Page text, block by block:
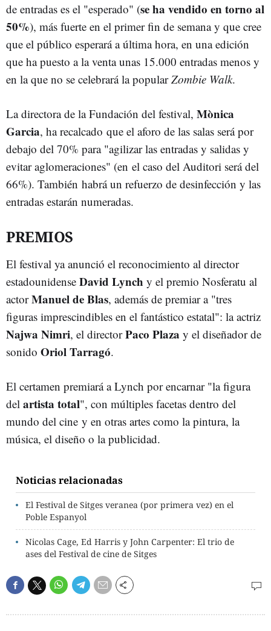
de entradas es el "esperado" (se ha vendido en torno al
50%), más fuerte en el primer fin de semana y que cree
que el público esperará a última hora, en una edición
que ha puesto a la venta unas 15.000 entradas menos y
en la que no se celebrará la popularZombie Walk.
La directora de la Fundación del festival, Mònica
Garcia, ha recalcado que el aforo de las salas será por
debajo del 70% para "agilizar las entradas y salidas y
evitar aglomeraciones" (en el caso del Auditori será del
66%). También habrá un refuerzo de desinfección y las
entradas estarán numeradas.
PREMIOS
El festival ya anunció el reconocimiento al director
estadounidense David Lynch y el premio Nosferatu al
actorManuel de Blas, además de premiar a "tres
figuras imprescindibles en el fantástico estatal": la actriz
Najwa Nimri, el directorPaco Plaza y el diseñador de
sonido Oriol Tarragó.
El certamen premiará a Lynch por encarnar "la figura
del artista total", con múltiples facetas dentro del
mundo del cine y en otras artes como la pintura, la
música, el diseño o la publicidad.
Noticias relacionadas
El Festival de Sitges veranea (por primera vez) en el
Poble Espanyol
Nicolas Cage, Ed Harris y John Carpenter: El trio de
ases del Festival de cine de Sitges